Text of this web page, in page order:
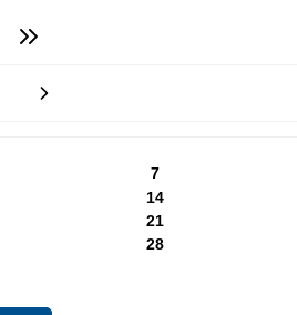
następny rok
następny miesiąc
7
14
21
28